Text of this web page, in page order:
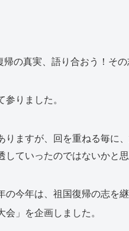
帰の真実、語り合おう！その
りました。
りますが、回を重ねる毎に
していったのではないかと思
の今年は、祖国復帰の志を
」を企画しました。